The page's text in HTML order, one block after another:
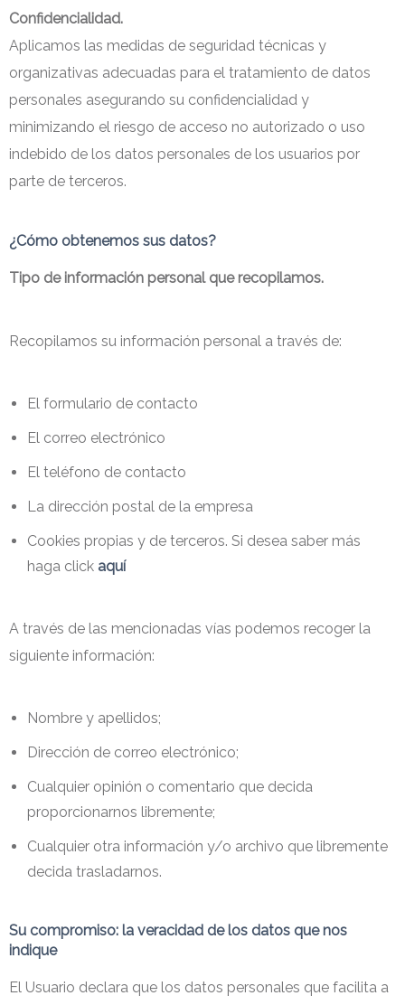
Confidencialidad.
Aplicamos las medidas de seguridad técnicas y
organizativas adecuadas para el tratamiento de datos
personales asegurando su confidencialidad y
minimizando el riesgo de acceso no autorizado o uso
indebido de los datos personales de los usuarios por
parte de terceros.
¿Cómo obtenemos sus datos?
Tipo de información personal que recopilamos.
Recopilamos su información personal a través de:
El formulario de contacto
El correo electrónico
El teléfono de contacto
La dirección postal de la empresa
Cookies propias y de terceros. Si desea saber más
haga click aquí
A través de las mencionadas vías podemos recoger la
siguiente información:
Nombre y apellidos;
Dirección de correo electrónico;
Cualquier opinión o comentario que decida
proporcionarnos libremente;
Cualquier otra información y/o archivo que libremente
decida trasladarnos.
Su compromiso: la veracidad de los datos que nos
indique
El Usuario declara que los datos personales que facilita a